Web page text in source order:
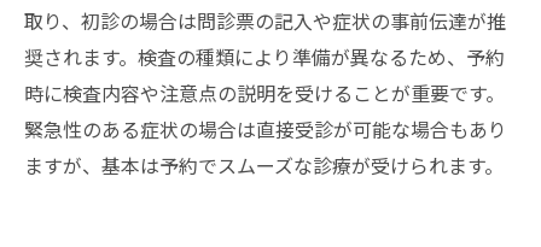
取り、初診の場合は問診票の記入や症状の事前伝達が推
奨されます。検査の種類により準備が異なるため、予約
時に検査内容や注意点の説明を受けることが重要です。
緊急性のある症状の場合は直接受診が可能な場合もあり
ますが、基本は予約でスムーズな診療が受けられます。